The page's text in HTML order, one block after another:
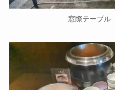
窓際テーブ